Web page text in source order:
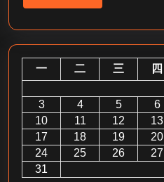
More
一 二 三 四
3
4 5 6
10
11 12 13
17
18 19 20
24
25 26 27
31